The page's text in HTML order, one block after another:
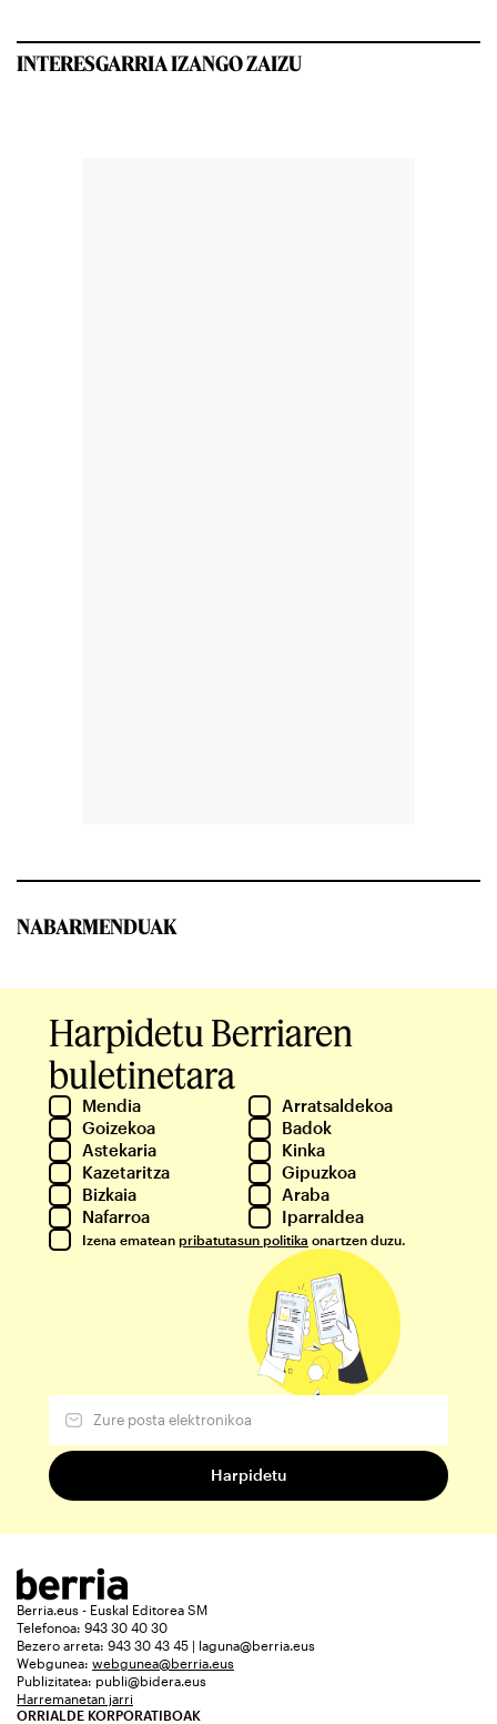
INTERESGARRIA IZANGO ZAIZU
NABARMENDUAK
Harpidetu Berriaren
buletinetara
Mendia
Arratsaldekoa
Goizekoa
Badok
Astekaria
Kinka
Kazetaritza
Gipuzkoa
Bizkaia
Araba
Nafarroa
Iparraldea
Izena ematean pribatutasun politika onartzen duzu.
Berria.eus - Euskal Editorea SM
Telefonoa: 943 30 40 30
Bezero arreta: 943 30 43 45 | laguna@berria.eus
Webgunea: webgunea@berria.eus
Publizitatea: publi@bidera.eus
Harremanetan jarri
ORRIALDE KORPORATIBOAK